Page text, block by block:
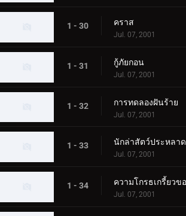
1 - 30 คราส
Jul. 07, 2001
1 - 31 กู้ภัยกอน
Jul. 07, 2001
1 - 32 การทดลองฝันร้าย
Jul. 07, 2001
1 - 33 นักล่าสัตว์ประหลาด
Jul. 07, 2001
1 - 34
Jul. 07, 2001